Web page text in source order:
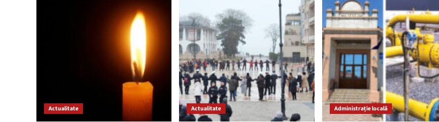
condus
pe
ultimul
drum
luni,
26
ianuarie
2026
locali
aprobă
noua
organigramă
a
Goldterm
Mangalia
și
administratorul
Parcului
Industrial:
Ce
alte
Actualitate Actualitate Administrație locală